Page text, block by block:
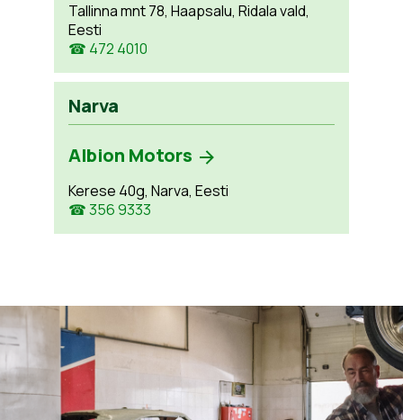
Tallinna mnt 78, Haapsalu, Ridala vald,
Eesti
☎ 472 4010
Narva
Albion Motors
Kerese 40g, Narva, Eesti
☎ 356 9333